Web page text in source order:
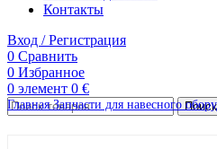
Контакты
Вход / Регистрация
0 Сравнить
0 Избранное
0 элемент 0 €
Поиск
ГлавнаяЗапчасти для навесного